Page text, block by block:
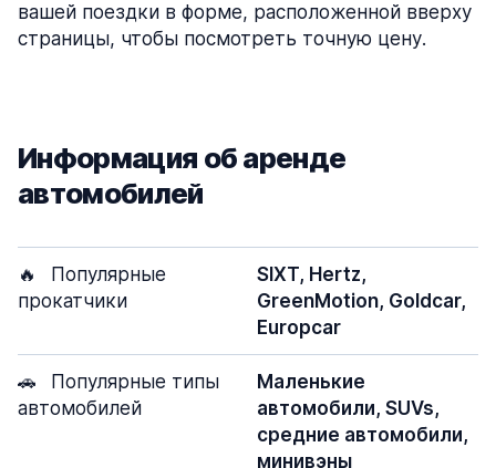
вашей поездки в форме, расположенной вверху
страницы, чтобы посмотреть точную цену.
Информация об аренде
автомобилей
🔥
Популярные
прокатчики
SIXT, Hertz,
GreenMotion, Goldcar,
Europcar
🚗
Популярные типы
автомобилей
Маленькие
автомобили, SUVs,
средние автомобили,
минивэны